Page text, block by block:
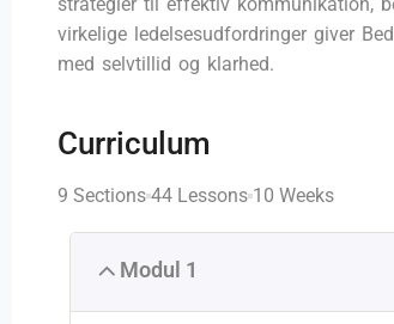
virkelige ledelsesudfordringer giver
med selvtillid og klarhed.
Curriculum
9 Sections 44 Lessons 10 Weeks
Modul 1